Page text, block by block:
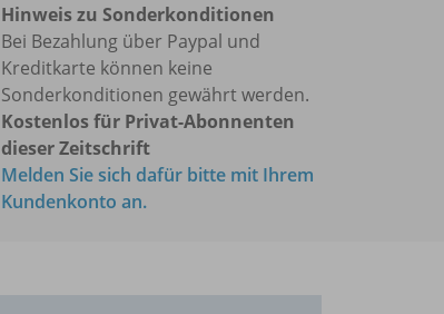
Hinweis zu Sonderkonditionen
Bei Bezahlung über Paypal und
Kreditkarte können keine
Sonderkonditionen gewährt werden.
Kostenlos für Privat-Abonnenten
dieser Zeitschrift
Melden Sie sich dafür bitte mit Ihrem
Kundenkonto an.